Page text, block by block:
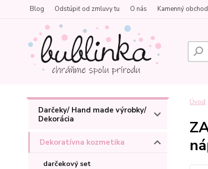
Blog Odstúpiť od zmluvy tu O nás Kamenný obchod
Darčeky/ Hand made výrobky/
Dekorácia
Dekoratívna kozmetika
darčekový set
Úvod